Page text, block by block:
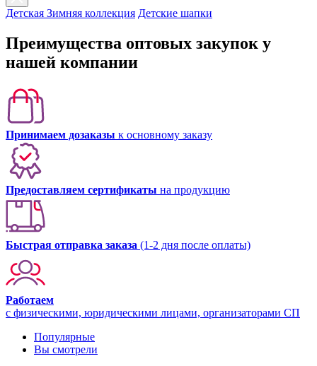
Детская Зимняя коллекция Детские шапки
Преимущества оптовых закупок у
нашей компании
Принимаем дозаказы к основному заказу
Предоставляем сертификаты на продукцию
Быстрая отправка заказа (1-2 дня после оплаты)
Работаем
с физическими, юридическими лицами, организаторами СП
Популярные
Вы смотрели